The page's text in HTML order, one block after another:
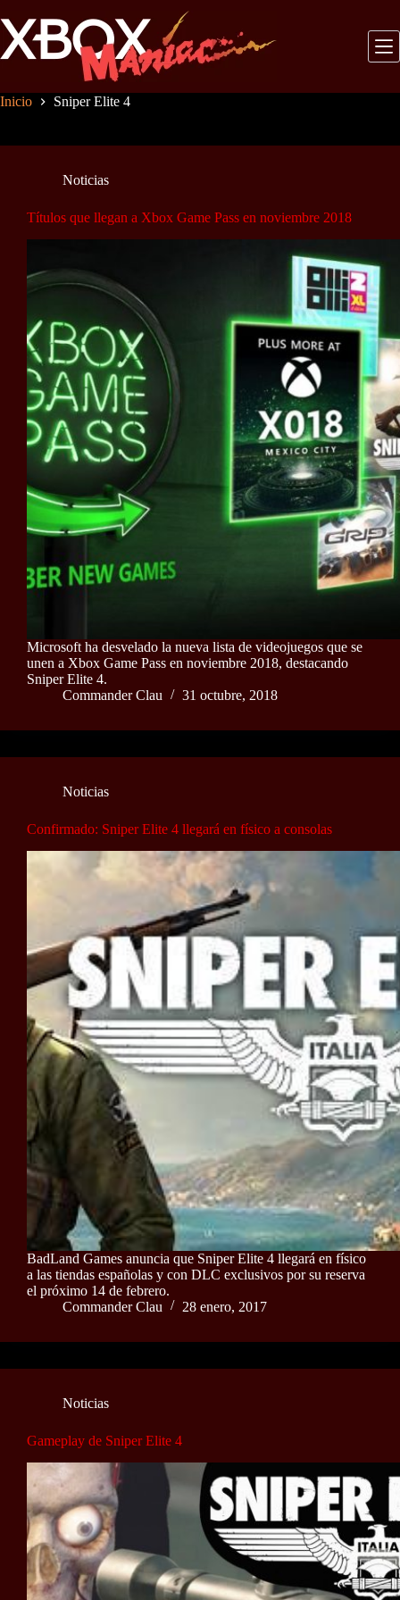
al
contenido
Inicio Sniper Elite 4
Noticias
Títulos que llegan a Xbox Game Pass en noviembre 2018
Microsoft ha desvelado la nueva lista de videojuegos que se
unen a Xbox Game Pass en noviembre 2018, destacando
Sniper Elite 4.
Commander Clau
31 octubre, 2018
Noticias
Confirmado: Sniper Elite 4 llegará en físico a consolas
BadLand Games anuncia que Sniper Elite 4 llegará en físico
a las tiendas españolas y con DLC exclusivos por su reserva
el próximo 14 de febrero.
Commander Clau
28 enero, 2017
Noticias
Gameplay de Sniper Elite 4